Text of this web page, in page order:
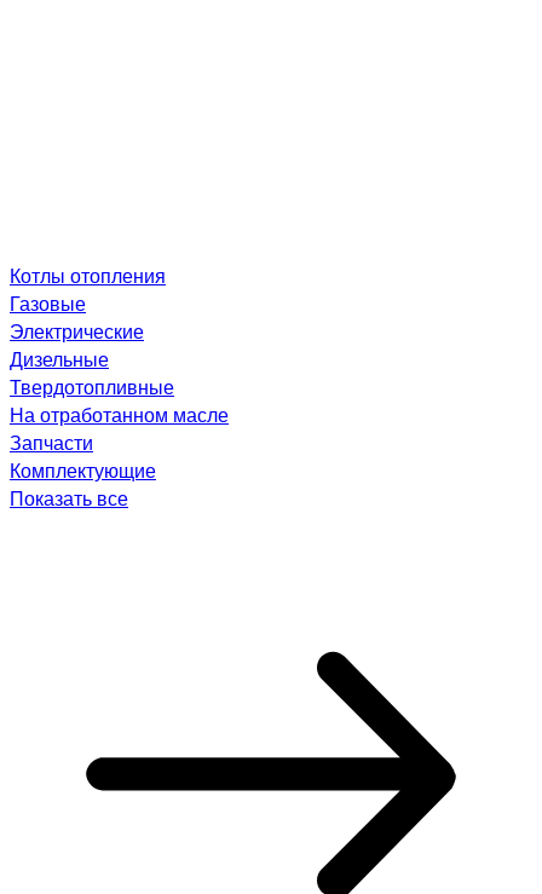
Котлы отопления
Газовые
Электрические
Дизельные
Твердотопливные
На отработанном масле
Запчасти
Комплектующие
Показать все